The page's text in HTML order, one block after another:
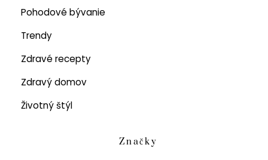
Pohodové bývanie
Trendy
Zdravé recepty
Zdravý domov
Životný štýl
Značky